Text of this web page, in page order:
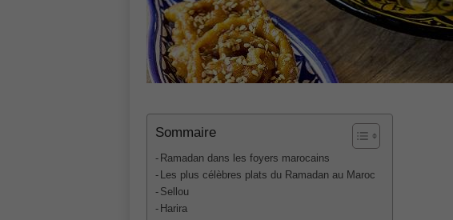
Sommaire
Ramadan dans les foyers marocains
Les plus célèbres plats du Ramadan au Maroc
Sellou
Harira